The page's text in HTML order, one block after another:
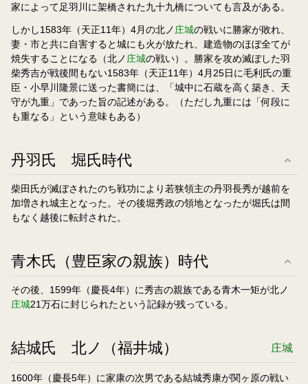
家によって足羽川に架橋された九十九橋についても言及がある。
しかし1583年（天正11年）4月の北ノ 庄城の戦いに勝家が敗れ、
妻・市と共に自害すると城にも火が放たれ、建造物のほぼ全てが
焼失することになる（北ノ 庄城の戦い）。勝家を攻め滅ぼした羽
柴秀吉が戦後間もない1583年（天正11年）4月25日に毛利氏の重
臣・小早川隆景に送った書簡には、「城中に石蔵を高く築き、天
守が九重」であった旨の記述がある。（ただし九重には「何段に
も重なる」という意味もある）
丹羽氏 堀氏時代
柴田氏が滅ぼされたのち戦功により若狭領主の丹羽長秀が越前を
加増され城主となった。その後堀秀政の領地となったが堀氏は間
もなく越後に転封された。
青木氏（豊臣家の親族）時代
その後、1599年（慶長4年）に秀吉の親族である青木一矩が北ノ
庄城21万石に封じられたという記録が残っている。
結城氏 北ノ 庄城
（福井城）
1600年（慶長5年）に家康の次男である結城秀康が関ヶ原の戦い